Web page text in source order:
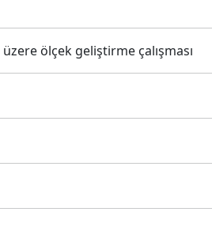
ölçek geliştirme çalışması